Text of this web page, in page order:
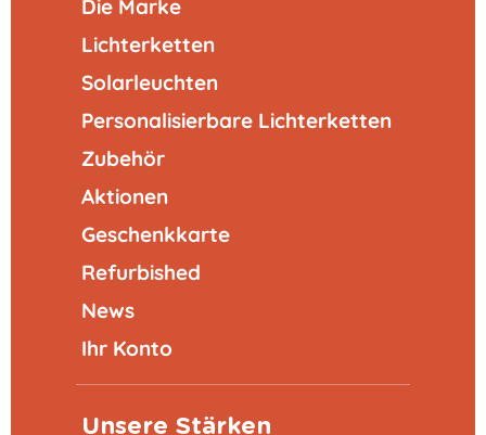
Die Marke
Lichterketten
Solarleuchten
Personalisierbare Lichterketten
Zubehör
Aktionen
Geschenkkarte
Refurbished
News
Ihr Konto
Unsere Stärken